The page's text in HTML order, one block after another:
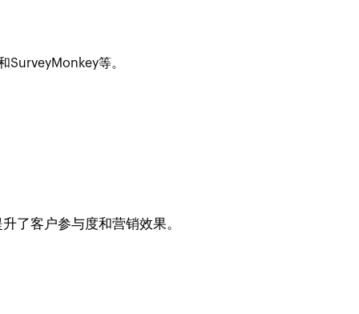
SurveyMonkey等。
了客户参与度和营销效果。